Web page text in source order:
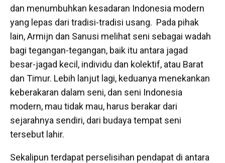
dan menumbuhkan kesadaran Indonesia modern
yang lepas dari tradisi-tradisi usang. Pada pihak
lain, Armijn dan Sanusi melihat seni sebagai wadah
bagi tegangan-tegangan, baik itu antara jagad
besar-jagad kecil, individu dan kolektif, atau Barat
dan Timur. Lebih lanjut lagi, keduanya menekankan
keberakaran dalam seni, dan seni Indonesia
modern, mau tidak mau, harus berakar dari
sejarahnya sendiri, dari budaya tempat seni
tersebut lahir.
Sekalipun terdapat perselisihan pendapat di antara